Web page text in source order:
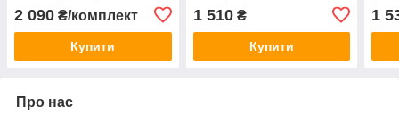
2 090 ₴/комплект
Купити
1 510₴
Купити
1
Про нас